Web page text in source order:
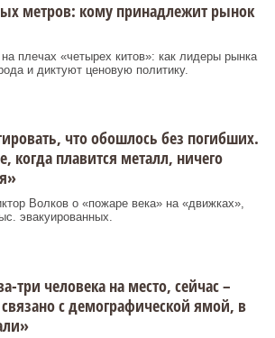
метров: кому принадлежит рынок
плечах «четырех китов»: как лидеры рынка
и диктуют ценовую политику.
что обошлось без погибших.
когда плавится металл, ничего
Волков о «пожаре века» на «движках»,
эвакуированных.
три человека на место, сейчас –
с демографической ямой, в